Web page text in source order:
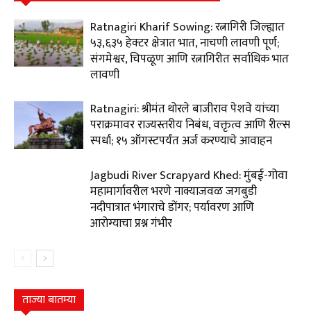
Ratnagiri Kharif Sowing: रत्नागिरी जिल्ह्यात
५३,६३५ हेक्टर क्षेत्रात भात, नाचणी लावणी पूर्ण;
संगमेश्वर, चिपळूण आणि रत्नागिरीत सर्वाधिक भात
लावणी
Ratnagiri: श्रीमंत थोरले बाजीराव पेशवे यांच्या
पराक्रमावर राज्यस्तरीय निबंध, वक्तृत्व आणि रील्स
स्पर्धा; १५ ऑगस्टपर्यंत अर्ज करण्याचे आवाहन
Jagbudi River Scrapyard Khed: मुंबई-गोवा
महामार्गावरील भरणे नाक्याजवळ जगबुडी
नदीपात्रात भंगाराचे डोंगर; पर्यावरण आणि
आरोग्याचा प्रश्न गंभीर
ताज्या बातम्या